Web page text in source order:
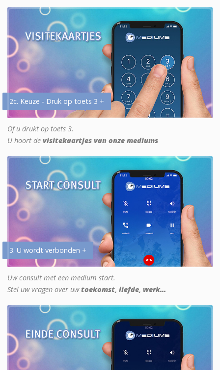
2c. Keuze - Druk op toets 3 +
Of u drukt op toets 3.
U hoort de visitekaartjes van onze mediums
3. U wordt verbonden +
Uw consult met een medium start.
Stel uw vragen over uwtoekomst, liefde, werk...